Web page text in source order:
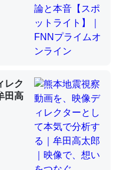
あと、Googleマップで
充電中かが分かるので
67歳と僕。ITツール導入で
tayorini by LIFULL介護
レク
田高